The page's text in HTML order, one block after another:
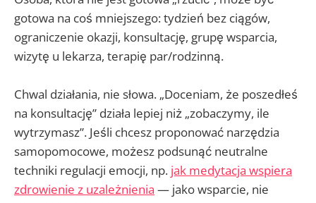
gotowa na coś mniejszego: tydzień bez ciągów,
ograniczenie okazji, konsultację, grupę wsparcia,
wizytę u lekarza, terapię par/rodzinną.
Chwal działania, nie słowa. „Doceniam, że poszedłeś
na konsultację” działa lepiej niż „zobaczymy, ile
wytrzymasz”. Jeśli chcesz proponować narzędzia
samopomocowe, możesz podsunąć neutralne
techniki regulacji emocji, np. jak medytacja wspiera
zdrowienie z uzależnienia — jako wsparcie, nie